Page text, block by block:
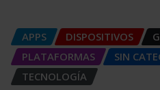
APPS DISPOSITIVOS
PLATAFORMAS
SIN
TECNOLOGÍA